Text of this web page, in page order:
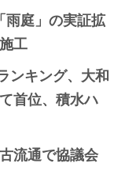
雨庭」の実証拡
工
ンキング、大和
首位、積水ハ
流通で協議会